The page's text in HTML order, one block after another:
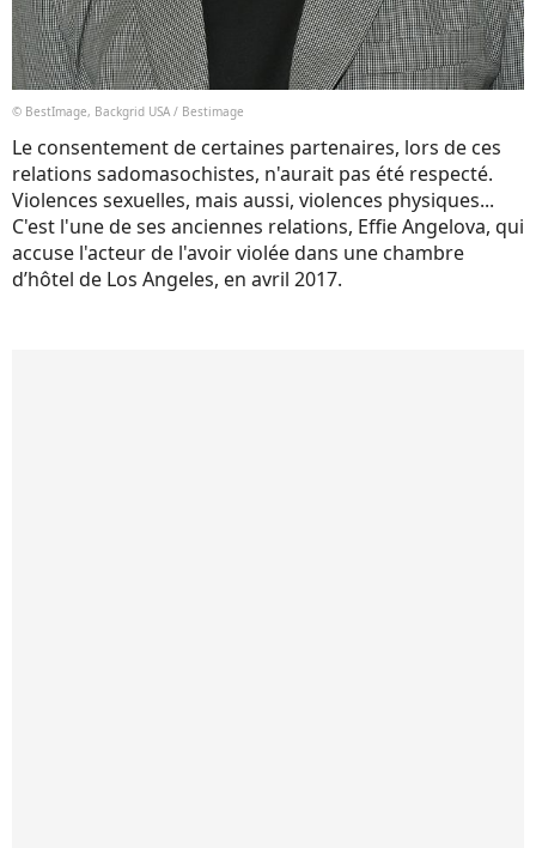
© BestImage, Backgrid USA / Bestimage
Le consentement de certaines partenaires, lors de ces
relations sadomasochistes, n'aurait pas été respecté.
Violences sexuelles, mais aussi, violences physiques...
C'est l'une de ses anciennes relations, Effie Angelova, qui
accuse l'acteur de l'avoir violée dans une chambre
d’hôtel de Los Angeles, en avril 2017.